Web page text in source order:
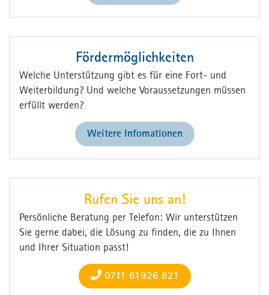
Fördermöglichkeiten
Welche Unterstützung gibt es für eine Fort- und
Weiterbildung? Und welche Voraussetzungen müssen
erfüllt werden?
Weitere Infomationen
Rufen Sie uns an!
Persönliche Beratung per Telefon: Wir unterstützen
Sie gerne dabei, die Lösung zu finden, die zu Ihnen
und Ihrer Situation passt!
0711 61926 821